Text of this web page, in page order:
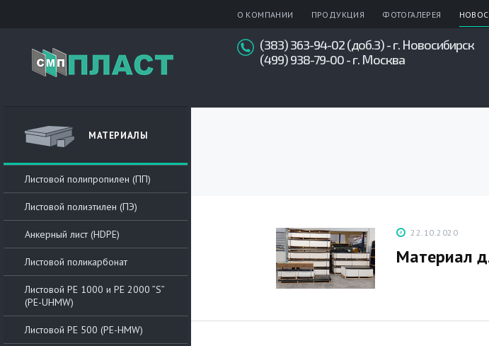
МАТЕРИАЛЫ
Листовой полипропилен (ПП)
Листовой полиэтилен (ПЭ)
Анкерный лист (HDPE)
Листовой поликарбонат
Листовой РЕ 1000 и PE 2000 ”S”
(PE-UHMW)
Листовой РЕ 500 (PE-HMW)
О КОМПАНИИ ПРОДУКЦИЯ ФОТОГАЛЕРЕЯ
(383) 363-94-02 (доб.3) - г. Новосибирск
(499) 938-79-00 - г. Москва
22.10.2020
Материал